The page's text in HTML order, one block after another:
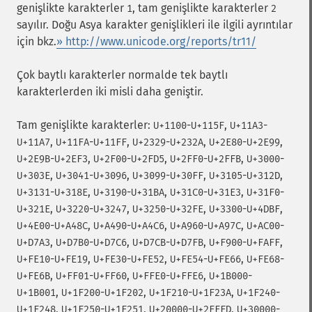
genişlikte karakterler 1, tam genişlikte karakterler 2
sayılır. Doğu Asya karakter genişlikleri ile ilgili ayrıntılar
için bkz.» http://www.unicode.org/reports/tr11/
Çok baytlı karakterler normalde tek baytlı
karakterlerden iki misli daha geniştir.
Tam genişlikte karakterler: U+1100-U+115F, U+11A3-
U+11A7, U+11FA-U+11FF, U+2329-U+232A, U+2E80-U+2E99,
U+2E9B-U+2EF3, U+2F00-U+2FD5, U+2FF0-U+2FFB, U+3000-
U+303E, U+3041-U+3096, U+3099-U+30FF, U+3105-U+312D,
U+3131-U+318E, U+3190-U+31BA, U+31C0-U+31E3, U+31F0-
U+321E, U+3220-U+3247, U+3250-U+32FE, U+3300-U+4DBF,
U+4E00-U+A48C, U+A490-U+A4C6, U+A960-U+A97C, U+AC00-
U+D7A3, U+D7B0-U+D7C6, U+D7CB-U+D7FB, U+F900-U+FAFF,
U+FE10-U+FE19, U+FE30-U+FE52, U+FE54-U+FE66, U+FE68-
U+FE6B, U+FF01-U+FF60, U+FFE0-U+FFE6, U+1B000-
U+1B001, U+1F200-U+1F202, U+1F210-U+1F23A, U+1F240-
U+1F248, U+1F250-U+1F251, U+20000-U+2FFFD, U+30000-